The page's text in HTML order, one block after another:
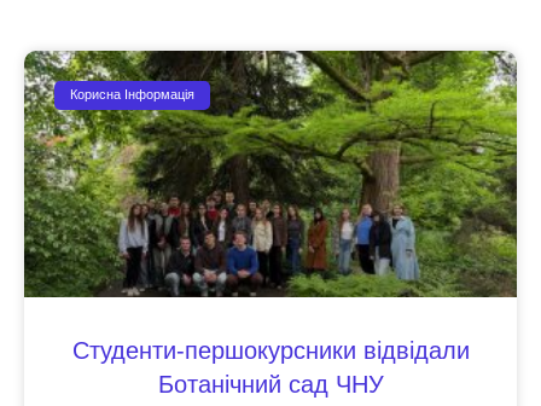
Корисна Інформація
Студенти-першокурсники відвідали
Ботанічний сад ЧНУ